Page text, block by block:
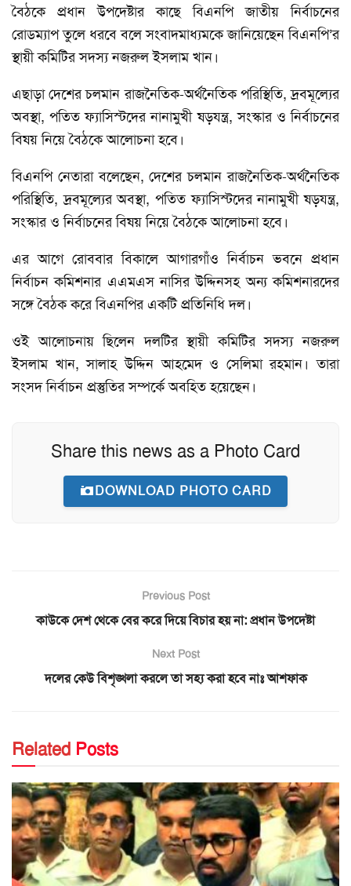
বৈঠকে প্রধান উপদেষ্টার কাছে বিএনপি জাতীয় নির্বাচনের
রোডম্যাপ তুলে ধরবে বলে সংবাদমাধ্যমকে জানিয়েছেন বিএনপি’র
স্থায়ী কমিটির সদস্য নজরুল ইসলাম খান।
এছাড়া দেশের চলমান রাজনৈতিক-অর্থনৈতিক পরিস্থিতি, দ্রবমূল্যের
অবস্থা, পতিত ফ্যাসিস্টদের নানামুখী ষড়যন্ত্র, সংস্কার ও নির্বাচনের
বিষয় নিয়ে বৈঠকে আলোচনা হবে।
বিএনপি নেতারা বলেছেন, দেশের চলমান রাজনৈতিক-অর্থনৈতিক
পরিস্থিতি, দ্রবমূল্যের অবস্থা, পতিত ফ্যাসিস্টদের নানামুখী ষড়যন্ত্র,
সংস্কার ও নির্বাচনের বিষয় নিয়ে বৈঠকে আলোচনা হবে।
এর আগে রোববার বিকালে আগারগাঁও নির্বাচন ভবনে প্রধান
নির্বাচন কমিশনার এএমএস নাসির উদ্দিনসহ অন্য কমিশনারদের
সঙ্গে বৈঠক করে বিএনপির একটি প্রতিনিধি দল।
ওই আলোচনায় ছিলেন দলটির স্থায়ী কমিটির সদস্য নজরুল
ইসলাম খান, সালাহ উদ্দিন আহমেদ ও সেলিমা রহমান। তারা
সংসদ নির্বাচন প্রস্তুতির সম্পর্কে অবহিত হয়েছেন।
Share this news as a Photo Card
DOWNLOAD PHOTO CARD
Previous Post
কাউকে দেশ থেকে বের করে দিয়ে বিচার হয় না: প্রধান উপদেষ্টা
Next Post
দলের কেউ বিশৃঙ্খলা করলে তা সহ্য করা হবে নাঃ আশফাক
Related Posts